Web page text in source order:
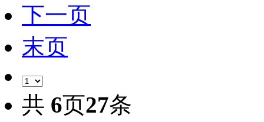
下一页
末页
共 6页27条